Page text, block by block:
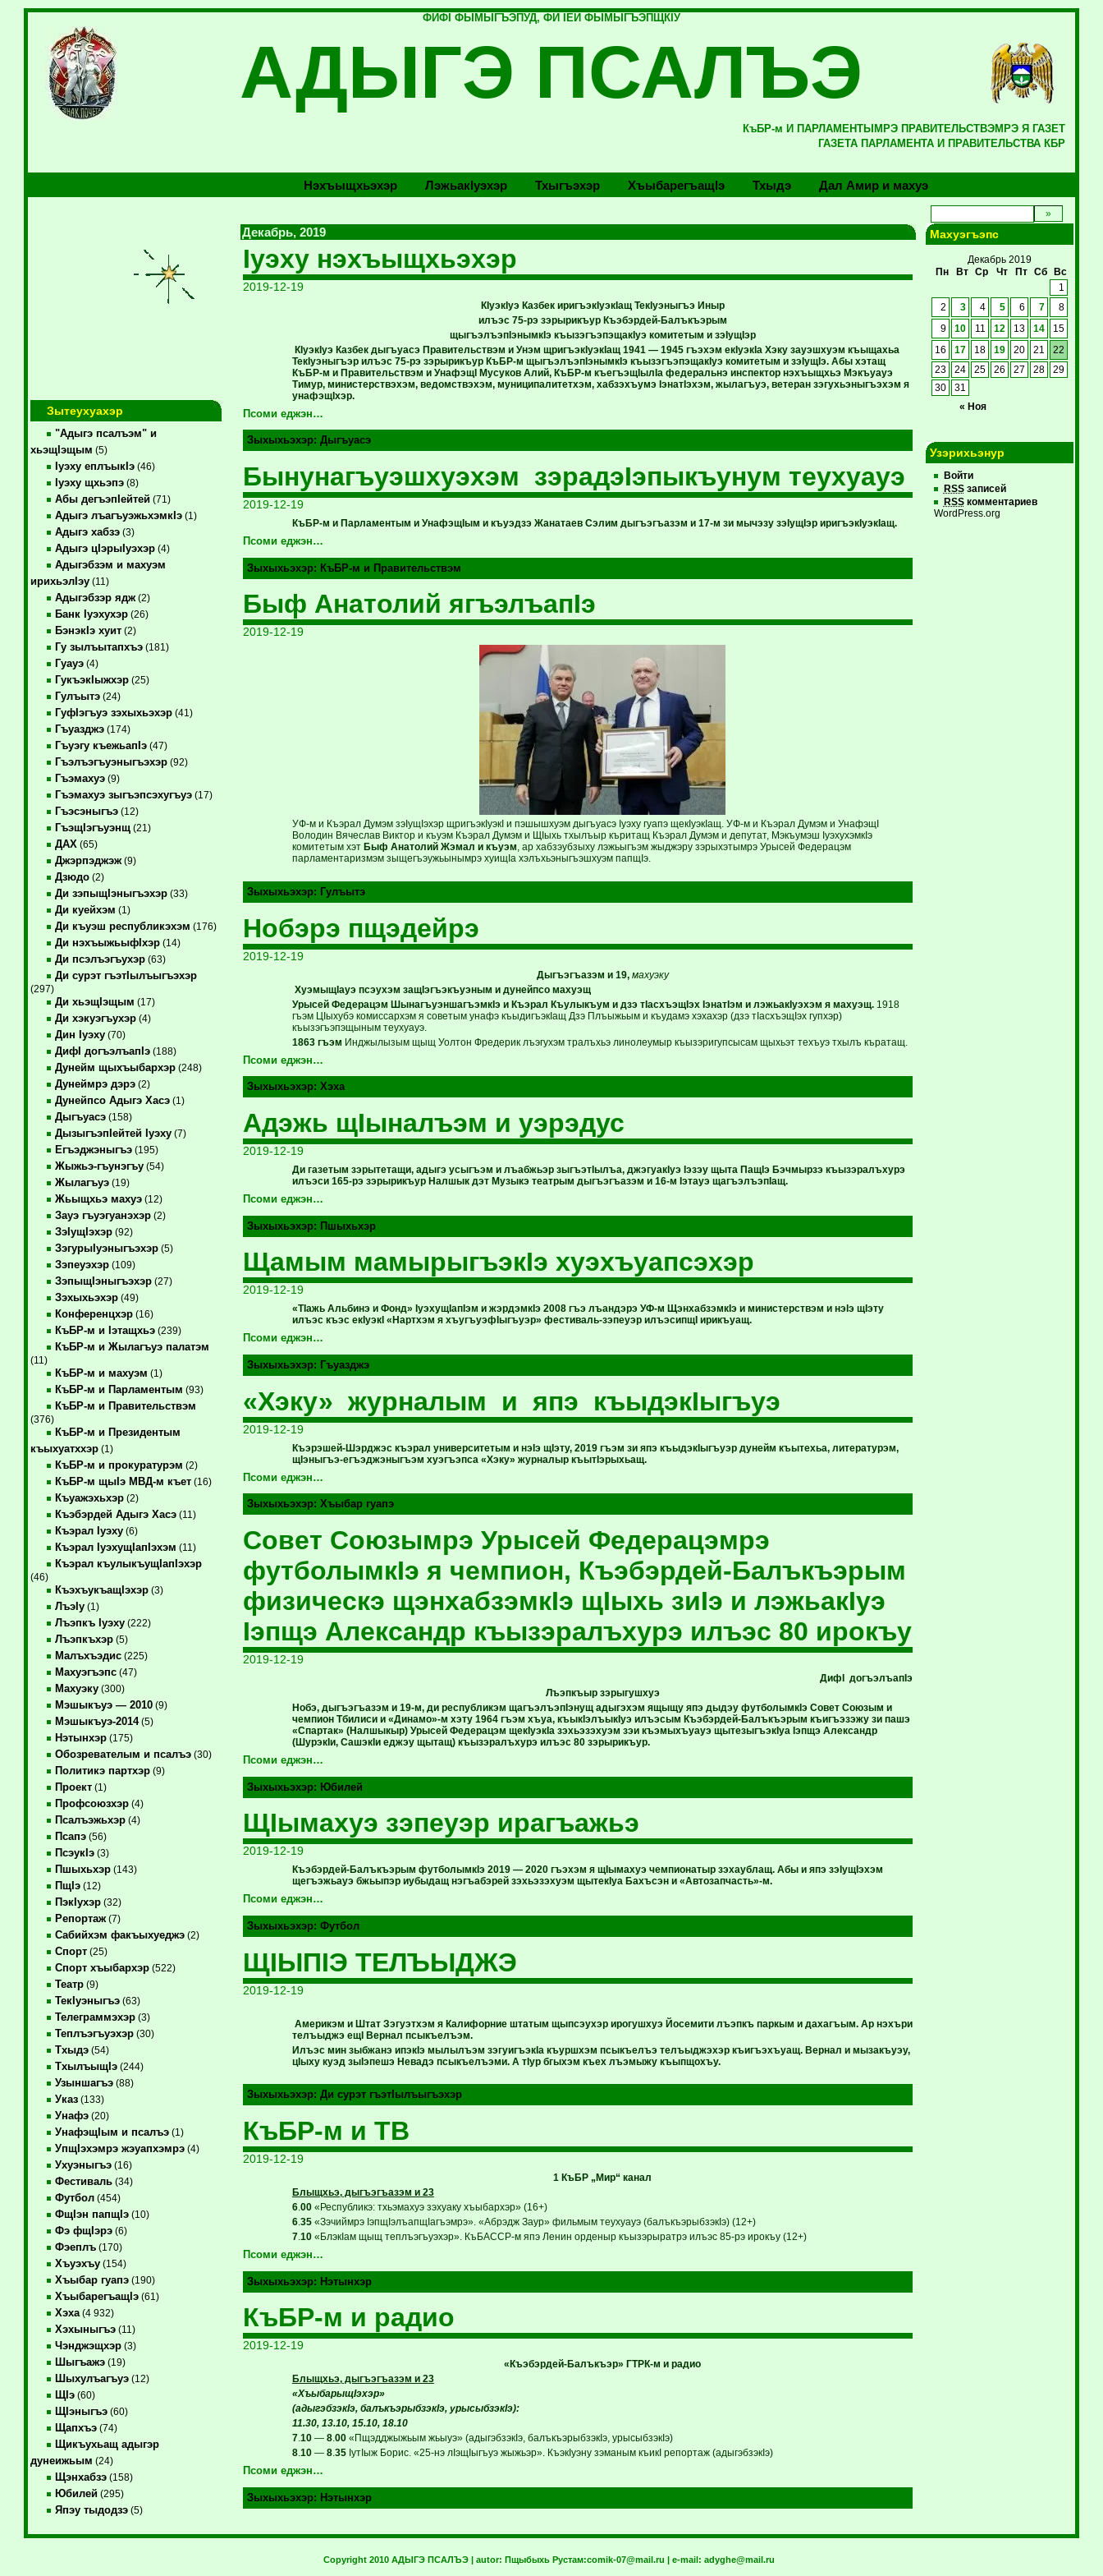
ФИФI ФЫМЫГЪЭПУД, ФИ IЕЙ ФЫМЫГЪЭПЩКIУ
АДЫГЭ ПСАЛЪЭ
КъБР-м И ПАРЛАМЕНТЫМРЭ ПРАВИТЕЛЬСТВЭМРЭ Я ГАЗЕТ
ГАЗЕТА ПАРЛАМЕНТА И ПРАВИТЕЛЬСТВА КБР
Нэхъыщхьэхэр Лэжьакlуэхэр Тхыгъэхэр Хъыбарегъащlэ Тхыдэ Дал Амир и махуэ
Зытеухуахэр
"Адыгэ псалъэм" и
хьэщIэщым (5)
Iуэху еплъыкIэ(46)
Iуэху щхьэпэ(8)
Абы дегъэпIейтей(71)
Адыгэ лъагъуэжьхэмкIэ(1)
Адыгэ хабзэ(3)
Адыгэ цIэрыIуэхэр(4)
Адыгэбзэм и махуэм
ирихьэлIэу(11)
Адыгэбзэр ядж(2)
Банк Iуэхухэр(26)
БэнэкIэ хуит(2)
Гу зылъытапхъэ(181)
Гуауэ(4)
ГукъэкIыжхэр(25)
Гулъытэ(24)
ГуфIэгъуэ зэхыхьэхэр(41)
Гъуазджэ(174)
Гъуэгу къежьапIэ(47)
Гъэлъэгъуэныгъэхэр(92)
Гъэмахуэ(9)
Гъэмахуэ зыгъэпсэхугъуэ(17)
Гъэсэныгъэ(12)
ГъэщIэгъуэнщ(21)
ДАХ (65)
Джэрпэджэж(9)
Дзюдо(2)
Ди зэпыщIэныгъэхэр(33)
Ди куейхэм (1)
Ди къуэш республикэхэм (176)
Ди нэхъыжьыфIхэр(14)
Ди псэлъэгъухэр(63)
Ди сурэт гъэтIылъыгъэхэр
(297)
Ди хьэщIэщым (17)
Ди хэкуэгъухэр(4)
Дин Iуэху(70)
ДифI догъэлъапIэ(188)
Дунейм щыхъыбархэр(248)
Дунеймрэ дэрэ(2)
Дунейпсо Адыгэ Хасэ(1)
Дыгъуасэ(158)
ДызыгъэпIейтей Iуэху(7)
Егъэджэныгъэ(195)
Жыжьэ-гъунэгъу(54)
Жылагъуэ(19)
Жьыщхьэ махуэ(12)
Зауэ гъуэгуанэхэр(2)
ЗэIущIэхэр(92)
ЗэгурыIуэныгъэхэр(5)
Зэпеуэхэр(109)
ЗэпыщIэныгъэхэр(27)
Зэхыхьэхэр(49)
Конференцхэр(16)
КъБР-м и Iэтащхьэ(239)
КъБР-м и Жылагъуэ палатэм
(11)
КъБР-м и махуэм (1)
КъБР-м и Парламентым (93)
КъБР-м и Правительствэм
(376)
КъБР-м и Президентым
къыхуатххэр(1)
КъБР-м и прокуратурэм (2)
КъБР-м щыIэ МВД-м къет(16)
Къуажэхьхэр(2)
Къэбэрдей Адыгэ Хасэ(11)
Къэрал Iуэху(6)
Къэрал IуэхущIапIэхэм (11)
Къэрал къулыкъущIапIэхэр
(46)
КъэхъукъащIэхэр(3)
ЛъэIу(1)
Лъэпкъ Iуэху(222)
Лъэпкъхэр(5)
Малъхъэдис(225)
Махуэгъэпс(47)
Махуэку(300)
Мэшыкъуэ — 2010(9)
Мэшыкъуэ-2014(5)
Нэтынхэр(175)
Обозревателым и псалъэ(30)
Политикэ партхэр(9)
Проект(1)
Профсоюзхэр(4)
Псалъэжьхэр(4)
Псапэ(56)
ПсэукIэ(3)
Пшыхьхэр(143)
ПщIэ(12)
ПэкIухэр(32)
Репортаж(7)
Сабийхэм факъыхуеджэ(2)
Спорт(25)
Спорт хъыбархэр(522)
Театр(9)
ТекIуэныгъэ(63)
Телеграммэхэр(3)
Теплъэгъуэхэр(30)
Тхыдэ(54)
ТхылъыщIэ(244)
Узыншагъэ(88)
Указ(133)
Унафэ(20)
УнафэщIым и псалъэ(1)
УпщIэхэмрэ жэуапхэмрэ(4)
Ухуэныгъэ(16)
Фестиваль(34)
Футбол(454)
ФщIэн папщIэ(10)
Фэ фщIэрэ(6)
Фэеплъ(170)
Хъуэхъу(154)
Хъыбар гуапэ(190)
ХъыбарегъащIэ(61)
Хэха(4 932)
Хэхыныгъэ(11)
Чэнджэщхэр(3)
Шыгъажэ(19)
Шыхулъагъуэ(12)
ЩIэ(60)
ЩIэныгъэ(60)
Щапхъэ(74)
Щикъухьащ адыгэр
дунеижьым (24)
Щэнхабзэ(158)
Юбилей(295)
Япэу тыдодзэ(5)
Декабрь, 2019
Iуэху нэхъыщхьэхэр
2019-12-19
КIуэкIуэ Казбек иригъэкIуэкIащ ТекIуэныгъэ Иныр
илъэс 75-рэ зэрырикъур Къэбэрдей-Балъкъэрым
щыгъэлъэпIэнымкIэ къызэгъэпэщакIуэ комитетым и зэIущIэр
КIуэкIуэ Казбек дыгъуасэ Правительствэм и Унэм щригъэкIуэкIащ 1941 — 1945 гъэхэм екIуэкIа Хэку зауэшхуэм къыщахьа
ТекIуэныгъэр илъэс 75-рэ зэрырикъур КъБР-м щыгъэлъэпIэнымкIэ къызэгъэпэщакIуэ комитетым и зэIущIэ. Абы хэтащ
КъБР-м и Правительствэм и УнафэщI Мусуков Алий, КъБР-м къегъэщIылIа федеральнэ инспектор нэхъыщхьэ Мэкъуауэ
Тимур, министерствэхэм, ведомствэхэм, муниципалитетхэм, хабзэхъумэ IэнатIэхэм, жылагъуэ, ветеран зэгухьэныгъэхэм я
унафэщIхэр.
Псоми еджэн…
Зыхыхьэхэр: Дыгъуасэ
Бынунагъуэшхуэхэм зэрадэIэпыкъунум теухуауэ
2019-12-19
КъБР-м и Парламентым и УнафэщIым и къуэдзэ Жанатаев Сэлим дыгъэгъазэм и 17-м зи мычэзу зэIущIэр иригъэкIуэкIащ.
Псоми еджэн…
Зыхыхьэхэр: КъБР-м и Правительствэм
Быф Анатолий ягъэлъапIэ
2019-12-19
УФ-м и Къэрал Думэм зэIущIэхэр щригъэкIуэкI и пэшышхуэм дыгъуасэ Iуэху гуапэ щекIуэкIащ. УФ-м и Къэрал Думэм и УнафэщI
Володин Вячеслав Виктор и къуэм Къэрал Думэм и ЩIыхь тхылъыр къритащ Къэрал Думэм и депутат, Мэкъумэш IуэхухэмкIэ
комитетым хэт Быф Анатолий Жэмал и къуэм, ар хабзэубзыху лэжьыгъэм жыджэру зэрыхэтымрэ Урысей Федерацэм
парламентаризмэм зыщегъэужьынымрэ хуищIа хэлъхьэныгъэшхуэм папщIэ.
Зыхыхьэхэр: Гулъытэ
Нобэрэ пщэдейрэ
2019-12-19
Дыгъэгъазэм и 19, махуэку
ХуэмыщIауэ псэухэм защIэгъэкъуэным и дунейпсо махуэщ
Урысей Федерацэм ШынагъуэншагъэмкIэ и Къэрал Къулыкъум и дзэ тIасхъэщIэх IэнатIэм и лэжьакIуэхэм я махуэщ. 1918
гъэм ЦIыхубэ комиссархэм я советым унафэ къыдигъэкIащ Дзэ Плъыжьым и къудамэ хэхахэр (дзэ тIасхъэщIэх гупхэр)
къызэгъэпэщыным теухуауэ.
1863 гъэм Инджылызым щыщ Уолтон Фредерик лъэгухэм тралъхьэ линолеумыр къызэригупсысам щыхьэт техъуэ тхылъ къратащ.
Псоми еджэн…
Зыхыхьэхэр: Хэха
Адэжь щIыналъэм и уэрэдус
2019-12-19
Ди газетым зэрытетащи, адыгэ усыгъэм и лъабжьэр зыгъэтIылъа, джэгуакIуэ Iэзэу щыта ПащIэ Бэчмырзэ къызэралъхурэ
илъэси 165-рэ зэрырикъур Налшык дэт Музыкэ театрым дыгъэгъазэм и 16-м Iэтауэ щагъэлъэпIащ.
Псоми еджэн…
Зыхыхьэхэр: Пшыхьхэр
Щамым мамырыгъэкIэ хуэхъуапсэхэр
2019-12-19
«ТIажь Альбинэ и Фонд» IуэхущIапIэм и жэрдэмкIэ 2008 гъэ лъандэрэ УФ-м ЩэнхабзэмкIэ и министерствэм и нэIэ щIэту
илъэс къэс екIуэкI «Нартхэм я хъугъуэфIыгъуэр» фестиваль-зэпеуэр илъэсипщI ирикъуащ.
Псоми еджэн…
Зыхыхьэхэр: Гъуазджэ
«Хэку» журналым и япэ къыдэкIыгъуэ
2019-12-19
Къэрэшей-Шэрджэс къэрал университетым и нэIэ щIэту, 2019 гъэм зи япэ къыдэкIыгъуэр дунейм къытехьа, литературэм,
щIэныгъэ-егъэджэныгъэм хуэгъэпса «Хэку» журналыр къытIэрыхьащ.
Псоми еджэн…
Зыхыхьэхэр: Хъыбар гуапэ
Совет Союзымрэ Урысей Федерацэмрэ
футболымкIэ я чемпион, Къэбэрдей-Балъкъэрым
физическэ щэнхабзэмкIэ щIыхь зиIэ и лэжьакIуэ
Iэпщэ Александр къызэралъхурэ илъэс 80 ирокъу
2019-12-19
ДифI догъэлъапIэ
Лъэпкъыр зэрыгушхуэ
Нобэ, дыгъэгъазэм и 19-м, ди республикэм щагъэлъэпIэнущ адыгэхэм ящыщу япэ дыдэу футболымкIэ Совет Союзым и
чемпион Тбилиси и «Динамо»-м хэту 1964 гъэм хъуа, къыкIэлъыкIуэ илъэсым Къэбэрдей-Балъкъэрым къигъэзэжу зи пашэ
«Спартак» (Налшыкыр) Урысей Федерацэм щекIуэкIа зэхьэзэхуэм зэи къэмыхъуауэ щытезыгъэкIуа Iэпщэ Александр
(ШурэкIи, СашэкIи еджэу щытащ) къызэралъхурэ илъэс 80 зэрырикъур.
Псоми еджэн…
Зыхыхьэхэр: Юбилей
ЩIымахуэ зэпеуэр ирагъажьэ
2019-12-19
Къэбэрдей-Балъкъэрым футболымкIэ 2019 — 2020 гъэхэм я щIымахуэ чемпионатыр зэхаублащ. Абы и япэ зэIущIэхэм
щегъэжьауэ бжьыпэр иубыдащ нэгъабэрей зэхьэзэхуэм щытекIуа Бахъсэн и «Автозапчасть»-м.
Псоми еджэн…
Зыхыхьэхэр: Футбол
ЩIЫПIЭ ТЕЛЪЫДЖЭ
2019-12-19
Америкэм и Штат Зэгуэтхэм я Калифорние штатым щыпсэухэр ирогушхуэ Йосемити лъэпкъ паркым и дахагъым. Ар нэхъри
телъыджэ ещI Вернал псыкъелъэм.
Илъэс мин зыбжанэ ипэкIэ мылылъэм зэгуигъэкIа къуршхэм псыкъелъэ телъыджэхэр къигъэхъуащ. Вернал и мызакъуэу,
цIыху куэд зыIэпешэ Невадэ псыкъелъэми. А тIур бгыхэм къех лъэмыжу къыпщохъу.
Зыхыхьэхэр: Ди сурэт гъэтIылъыгъэхэр
КъБР-м и ТВ
2019-12-19
1 КъБР „Мир“ канал
Блыщхьэ, дыгъэгъазэм и 23
6.00«Республикэ: тхьэмахуэ зэхуаку хъыбархэр» (16+)
6.35«Зэчиймрэ IэпщIэлъапщIагъэмрэ». «Абрэдж Заур» фильмым теухуауэ (балъкъэрыбзэкIэ) (12+)
7.10«БлэкIам щыщ теплъэгъуэхэр». КъБАССР-м япэ Ленин орденыр къызэрыратрэ илъэс 85-рэ ирокъу (12+)
Псоми еджэн…
Зыхыхьэхэр: Нэтынхэр
КъБР-м и радио
2019-12-19
«Къэбэрдей-Балъкъэр» ГТРК-м и радио
Блыщхьэ, дыгъэгъазэм и 23
«ХъыбарыщIэхэр»
(адыгэбзэкIэ, балъкъэрыбзэкIэ, урысыбзэкIэ):
11.30, 13.10, 15.10, 18.10
7.10— 8.00«Пщэдджыжьым жьыуэ» (адыгэбзэкIэ, балъкъэрыбзэкIэ, урысыбзэкIэ)
8.10— 8.35IутIыж Борис. «25-нэ лIэщIыгъуэ жыжьэр». КъэкIуэну зэманым къикI репортаж (адыгэбзэкIэ)
Псоми еджэн…
Зыхыхьэхэр: Нэтынхэр
Махуэгъэпс
Декабрь 2019
Пн
Вт Ср Чт Пт Сб Вс
« Ноя
1
2
3 4 5 6 7 8
9 10 11 12 13 14 15
16 17 18 19 20 21
22
23
24 25 26 27 28
29
30
31
Узэрихьэнур
Войти
RSSзаписей
RSSкомментариев
WordPress.org
Copyright 2010 АДЫГЭ ПСАЛЪЭ | autor: Пщыбыхь Рустам:comik-07@mail.ru | e-mail: adyghe@mail.ru